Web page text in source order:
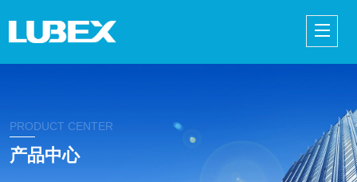
PRODUCT CENTER
产品中心